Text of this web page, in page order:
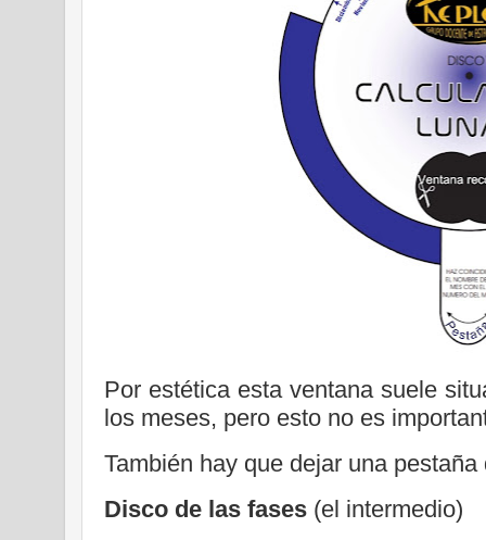
Por estética esta ventana suele
los meses, pero esto no es
También hay que dejar una
Disco de las fases (el intermedio)